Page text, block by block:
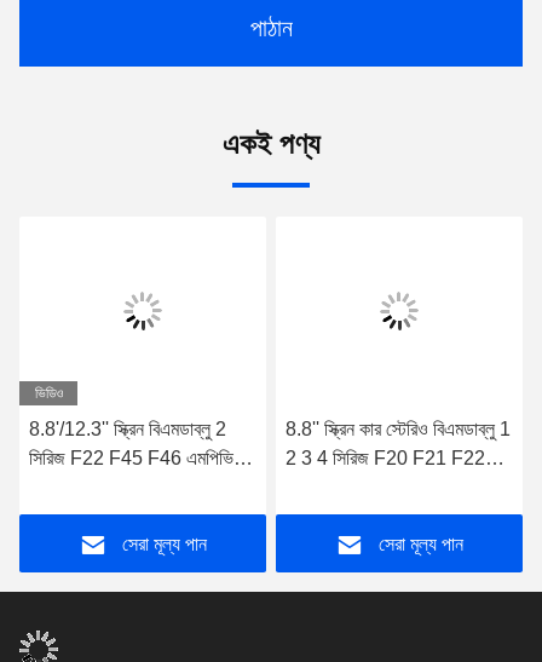
পাঠান
একই পণ্য
ভিডিও
8.8'/12.3'' স্ক্রিন বিএমডাব্লু 2
সিরিজ F22 F45 F46 এমপিভি
মাল্টিমিডিয়া প্লেয়ার
সেরা মূল্য পান
8.8'' স্ক্রিন কার স্টেরিও বিএমডাব্লু 1
2 3 4 সিরিজ F20 F21 F22
অ্যান্ড্রয়েড মাল্টিমিডিয়া প্লেয়ারের
সেরা মূল্য পান